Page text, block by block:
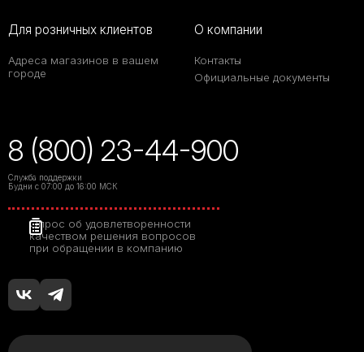
Для розничных клиентов
Адреса магазинов в вашем
городе
О компании
Контакты
Официальные документы
8 (800) 23-44-900
Служба поддержки
Будни с 07:00 до 16:00 МСК
Опрос об удовлетворенности
качеством решения вопросов
при обращении в компанию